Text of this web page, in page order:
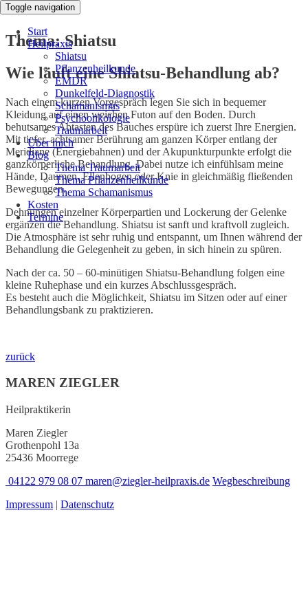
Toggle navigation
Start
Heilpraxis
Shiatsu
Pflanzenheilkunde
EMDR
Dunkelfeld-Diagnostik
Schamanismus
Psychoonkologie
Traumarbeit
Über mich
Blog
Thema Traumarbeit
Thema Pflanzenheilkunde
Thema Schamanismus
Kosten
Termine
Thema: Shiatsu
Wie läuft eine Shiatsu-Behandlung ab?
Nach einem kurzen Vorgespräch legen Sie sich in bequemer
Kleidung auf einen weichen Futon auf den Boden. Durch
behutsames Abtasten des Bauches erspüre ich zuerst Ihre Energien.
Mit tiefer, achtsamer Berührung am ganzen Körper entlang der
Meridiane (Energiebahnen) und der Akupunkturpunkte erfolgt die
ganzkörperliche Behandlung. Dabei nutze ich einfühlsam meine
Hände, Daumen, Ellenbogen oder Knie in gleichmäßig fließenden
Bewegungen.
Dehnungen einzelner Körperpartien und Lockerung der Gelenke
ergänzen die Behandlung. Shiatsu ist sanft und kraftvoll zugleich.
Die Atmosphäre ist sehr ruhig und entspannt, um Ihnen während der
Behandlung die Gelegenheit zu geben, in sich hinein zu spüren.
Nach der ca. 50 – 60-minütigen Shiatsu-Behandlung folgen eine
kleine Ruhephase und ein kurzes Abschlussgespräch.
Es besteht auch die Möglichkeit, Shiatsu im Sitzen oder auf einer
Behandlungsbank zu praktizieren.
zurück
MAREN ZIEGLER
Heilpraktikerin
Maren Ziegler
Grothenpohl 13a
25436 Moorrege
04122 979 08 07 maren@ziegler-heilpraxis.de Wegbeschreibung
Impressum | Datenschutz